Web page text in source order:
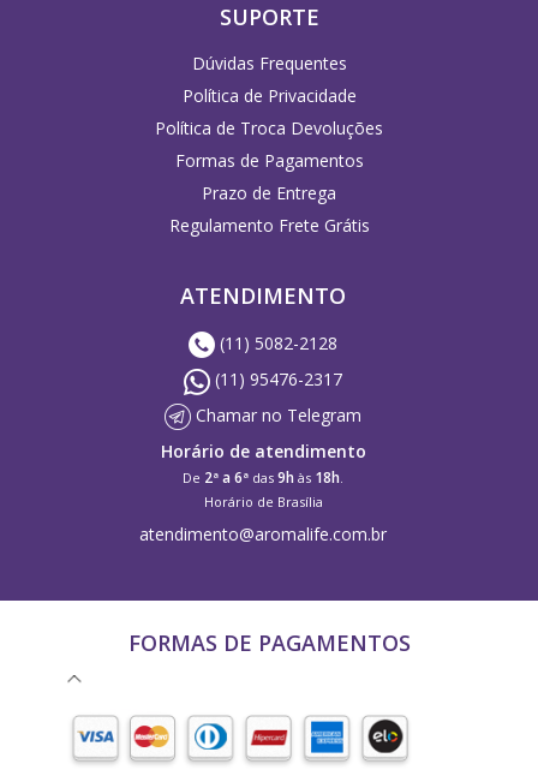
SUPORTE
Dúvidas Frequentes
Política de Privacidade
Política de Troca Devoluções
Formas de Pagamentos
Prazo de Entrega
Regulamento Frete Grátis
ATENDIMENTO
(11) 5082-2128
(11) 95476-2317
Chamar no Telegram
Horário de atendimento
De 2ª a 6ª das 9h às 18h
Horário de Brasília
atendimento@aromalife.com.br
FORMAS DE PAGAMENTOS